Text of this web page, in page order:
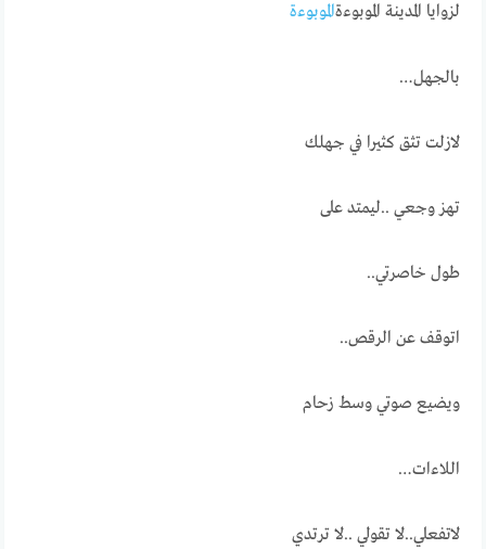
لزوايا المدينة الموبوءةالموبوءة
بالجهل…
لازلت تثق كثيرا في جهلك
تهز وجعي ..ليمتد على
طول خاصرتي..
اتوقف عن الرقص..
ويضيع صوتي وسط زحام
اللاءات…
لاتفعلي..لا تقولي ..لا ترتدي